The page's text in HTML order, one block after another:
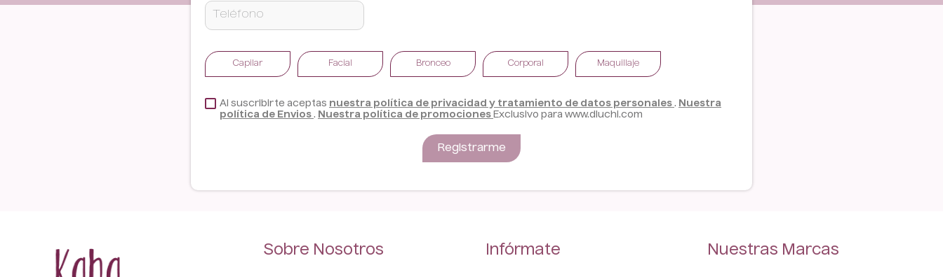
Capilar Facial Bronceo Corporal Maquillaje
Al suscribirte aceptas nuestra política de privacidad y tratamiento de datos personales . Nuestra
política de Envios . Nuestra política de promociones Exclusivo para www.dluchi.com
Registrarme
Sobre Nosotros Infórmate Nuestras Marcas